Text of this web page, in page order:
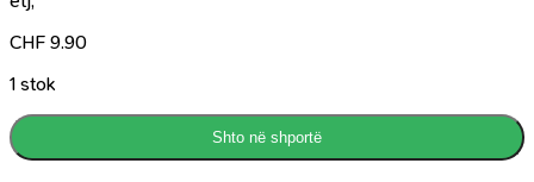
CHF 9.90
1 stok
Shto në shportë